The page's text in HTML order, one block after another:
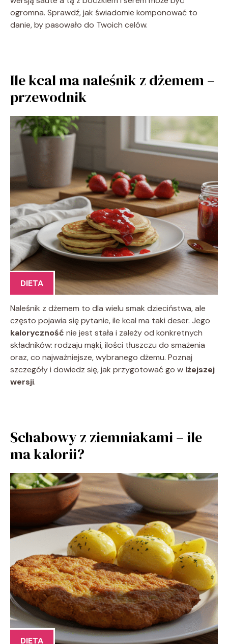
ogromna. Sprawdź, jak świadomie komponować to
danie, by pasowało do Twoich celów.
Ile kcal ma naleśnik z dżemem –
przewodnik
DIETA
Naleśnik z dżemem to dla wielu smak dzieciństwa, ale
często pojawia się pytanie, ile kcal ma taki deser. Jego
kaloryczność nie jest stała i zależy od konkretnych
składników: rodzaju mąki, ilości tłuszczu do smażenia
oraz, co najważniejsze, wybranego dżemu. Poznaj
szczegóły i dowiedz się, jak przygotować go w lżejszej
wersji.
Schabowy z ziemniakami – ile
ma kalorii?
DIETA